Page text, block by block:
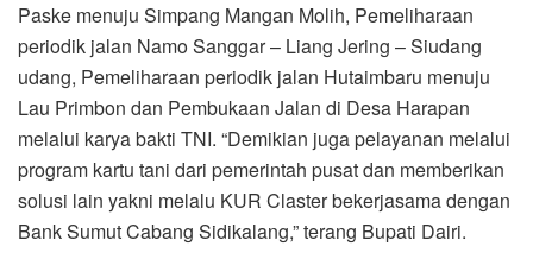
Paske menuju Simpang Mangan Molih, Pemeliharaan
periodik jalan Namo Sanggar – Liang Jering – Siudang
udang, Pemeliharaan periodik jalan Hutaimbaru menuju
Lau Primbon dan Pembukaan Jalan di Desa Harapan
melalui karya bakti TNI. “Demikian juga pelayanan melalui
program kartu tani dari pemerintah pusat dan memberikan
solusi lain yakni melalu KUR Claster bekerjasama dengan
Bank Sumut Cabang Sidikalang,” terang Bupati Dairi.